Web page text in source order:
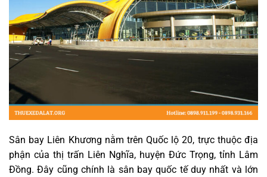
Sân bay Liên Khương nằm trên Quốc lộ 20, trực thuộc địa
phận của thị trấn Liên Nghĩa, huyện Đức Trọng, tỉnh Lâm
Đồng. Đây cũng chính là sân bay quốc tế duy nhất và lớn